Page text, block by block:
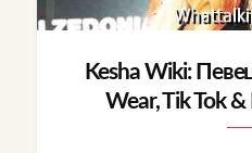
Kesha Wiki:
Wear, Tik Tok